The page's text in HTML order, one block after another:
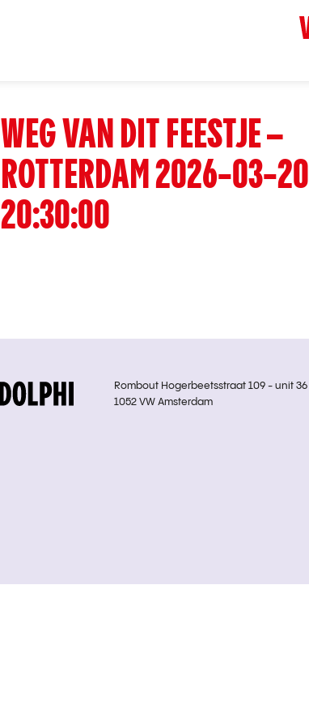
WEG VAN DIT FEESTJE –
ROTTERDAM 2026-03-20
20:30:00
Rombout Hogerbeetsstraat 109 - unit 36
1052 VW Amsterdam